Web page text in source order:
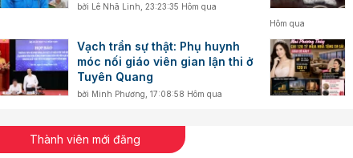
bởi Lê Nhã Linh 23:23:35 Hôm qua
Hôm qua
Vạch trần sự thật: Phụ huynh
móc nối giáo viên gian lận thi ở
Tuyên Quang
bởi Minh Phương 17:08:58 Hôm qua
Thành viên mới đăng